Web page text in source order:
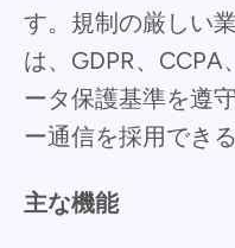
す。規制の厳しい
は、GDPR、
ータ保護基準を遵
ー通信を採用でき
主な機能